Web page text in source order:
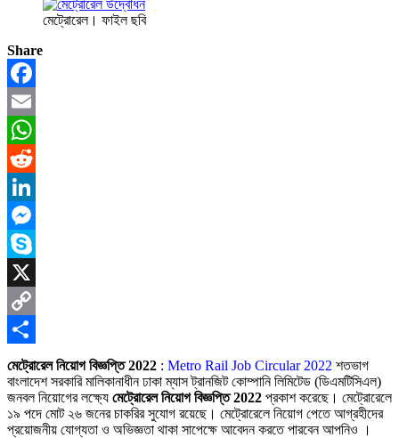
মেট্রোরেল। ফাইল ছবি
Share
Facebook
Email
WhatsApp
Reddit
LinkedIn
Messenger
Skype
X
Copy
Link
Share
মেট্রোরেল নিয়োগ বিজ্ঞপ্তি 2022 : Metro Rail Job Circular 2022 শতভাগ
বাংলাদেশ সরকারি মালিকানাধীন ঢাকা ম্যাস ট্রানজিট কোম্পানি লিমিটেড (ডিএমটিসিএল)
জনবল নিয়োগের লক্ষ্যে মেট্রোরেল নিয়োগ বিজ্ঞপ্তি 2022 প্রকাশ করেছে। মেট্রোরেলে
১৯ পদে মোট ২৬ জনের চাকরির সুযোগ রয়েছে। মেট্রোরেলে নিয়োগ পেতে আগ্রহীদের
প্রয়োজনীয় যোগ্যতা ও অভিজ্ঞতা থাকা সাপেক্ষে আবেদন করতে পারবেন আপনিও ।